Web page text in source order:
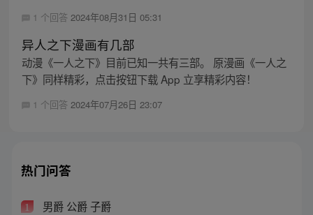
1 个回答 2024年08月31日 05:31
异人之下漫画有几部
动漫《一人之下》目前已知一共有三部。 原漫画《一人之
下》同样精彩，点击按钮下载 App 立享精彩内容！
1 个回答 2024年07月26日 23:07
热门问答
1 男爵 公爵 子爵